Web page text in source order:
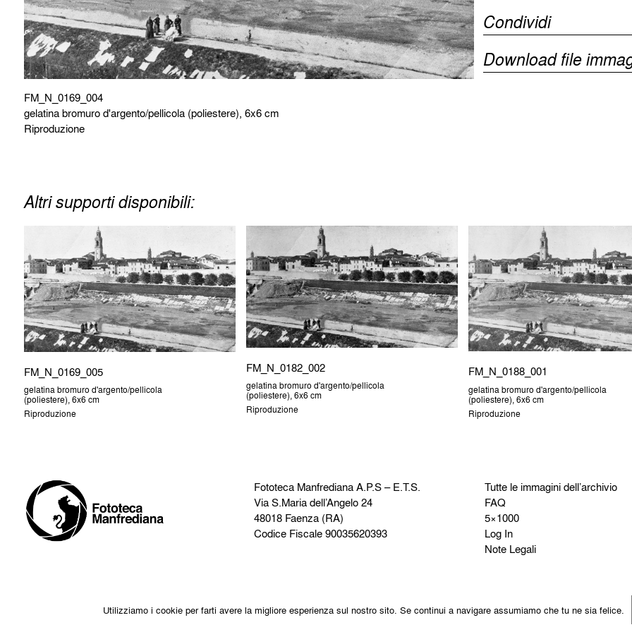
FM_N_0169_004
gelatina bromuro d'argento/pellicola (poliestere), 6x6 cm
Riproduzione
Condividi
Download file
Altri supporti disponibili:
FM_N_0169_005
gelatina bromuro d'argento/pellicola
(poliestere), 6x6 cm
Riproduzione
FM_N_0182_002
gelatina bromuro d'argento/pellicola
(poliestere), 6x6 cm
Riproduzione
FM_N_0188_001
gelatina bromuro d'argento/pellicola
(poliestere), 6x6 cm
Riproduzione
Fototeca ManfredianaA.P.S – E.T.S.
Via S.Maria dell’Angelo 24
48018 Faenza (RA)
Codice Fiscale 90035620393
Tutte le immagini dell’archivio
FAQ
5×1000
Log In
Note Legali
Utilizziamo i cookie per farti avere la migliore esperienza sul nostro sito. Se continui a navigare assumiamo che tu ne sia felice.